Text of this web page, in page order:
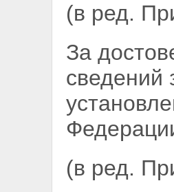
(в ред.
За
сведений
(в ред.